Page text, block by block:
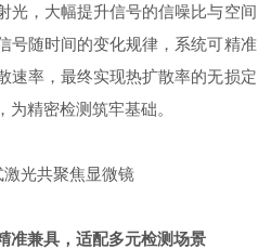
光，大幅提升信号的信噪比与空间
号随时间的变化规律，系统可精准
速率，最终实现热扩散率的无损定
精密检测筑牢基础。
准兼具，适配多元检测场景